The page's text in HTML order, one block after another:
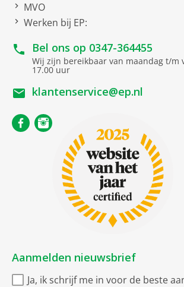
MVO
Werken bij EP:
Bel ons op 0347-364455
Wij zijn bereikbaar van maandag t/m
17.00 uur
klantenservice@ep.nl
Aanmelden nieuwsbrief
Ja, ik schrijf me in voor de beste